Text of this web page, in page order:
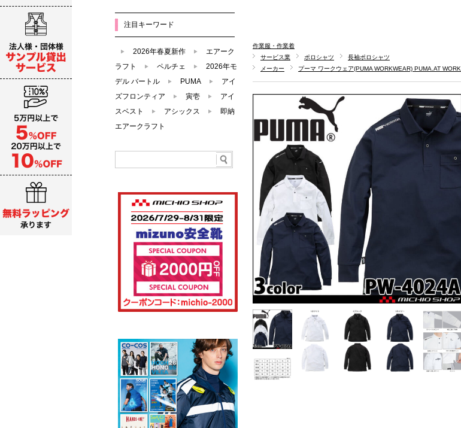
作業服・作業着
サービス業
ポロシャツ
長袖ポロシャツ
メーカー
プーマ ワークウェア(PUMA WORKWEAR) PUMA.AT WORK.
注目キーワード
2026年春夏新作
エアーク
ラフト
ペルチェ
2026年モ
デル バートル
PUMA
アイ
ズフロンティア
寅壱
アイ
スベスト
アシックス
即納
エアークラフト